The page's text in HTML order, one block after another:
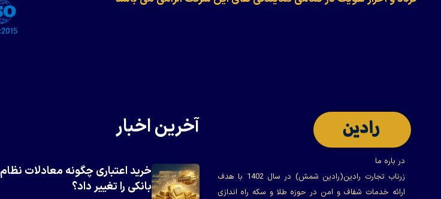
در باره ما
زرناب تجارت رادین(رادین شمش) در سال 1402 با هدف
ارائه خدمات شفاف و امن در حوزه طلا و سکه راه اندازی
آخرین اخبار
خرید اعتباری چگونه معادلات نظام
بانکی را تغییر داد؟